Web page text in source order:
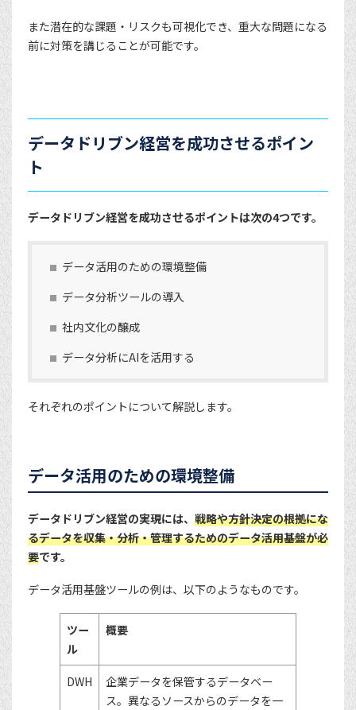
また潜在的な課題・リスクも可視化でき、重大な問題になる
前に対策を講じることが可能です。
データドリブン経営を成功させるポイン
ト
データドリブン経営を成功させるポイントは次の4つです。
データ活用のための環境整備
データ分析ツールの導入
社内文化の醸成
データ分析にAIを活用する
それぞれのポイントについて解説します。
データ活用のための環境整備
データドリブン経営の実現には、 戦略や方針決定の根拠にな
るデータを収集・分析・管理するためのデータ活用基盤が必
要です。
データ活用基盤ツールの例は、以下のようなものです。
ツー
ル
概要
DWH
企業データを保管するデータベー
ス。異なるソースからのデータを一